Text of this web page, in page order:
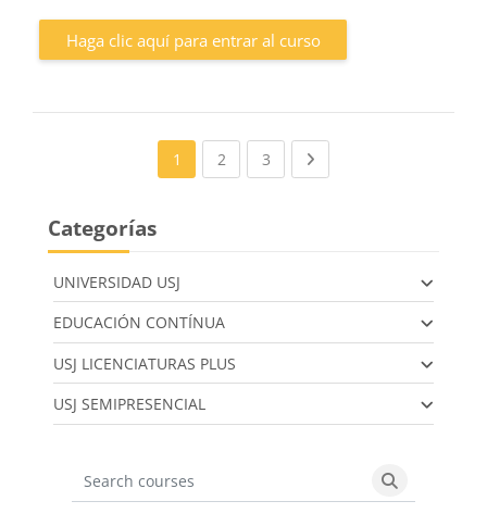
Haga clic aquí para entrar al curso
1 2(current)
3(current)
Categorías
UNIVERSIDAD USJ
EDUCACIÓN CONTÍNUA
USJ LICENCIATURAS PLUS
USJ SEMIPRESENCIAL
Search courses
Search